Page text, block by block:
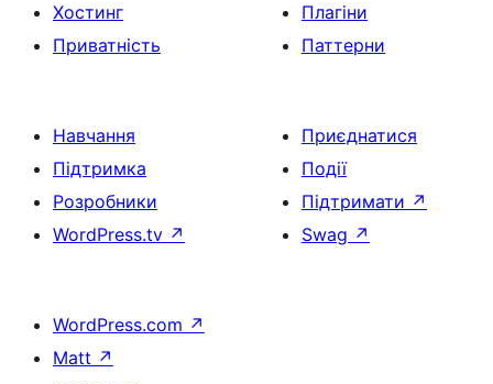
Хостинг
Приватність
Плагіни
Паттерни
Навчання
Підтримка
Розробники
WordPress.tv ↗
Приєднатися
Події
Підтримати ↗
Swag ↗
WordPress.com ↗
Matt ↗